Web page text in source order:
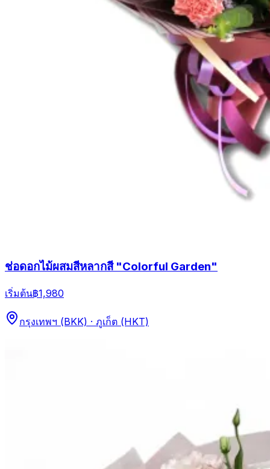
ช่อดอกไม้ผสมสีหลากสี "Colorful Garden"
เริ่มต้น฿1,980
กรุงเทพฯ (BKK) · ภูเก็ต (HKT)